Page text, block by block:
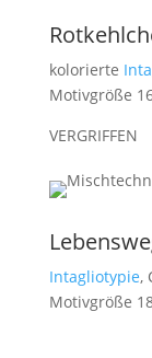
kolorierte
Motivgröße
VERGRIFFEN
Intagliotypie,
Motivgröße